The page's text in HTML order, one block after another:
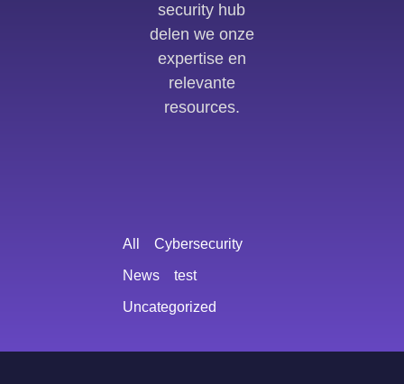
security hub
delen we onze
expertise en
relevante
resources.
Cybersecurity
News test
Uncategorized
All